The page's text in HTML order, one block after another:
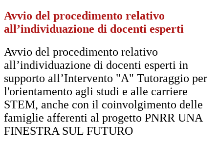
Avvio del procedimento relativo
all’individuazione di docenti esperti
Avvio del procedimento relativo
all’individuazione di docenti esperti in
supporto all’Intervento "A" Tutoraggio per
l'orientamento agli studi e alle carriere
STEM, anche con il coinvolgimento delle
famiglie afferenti al progetto PNRR UNA
FINESTRA SUL FUTURO